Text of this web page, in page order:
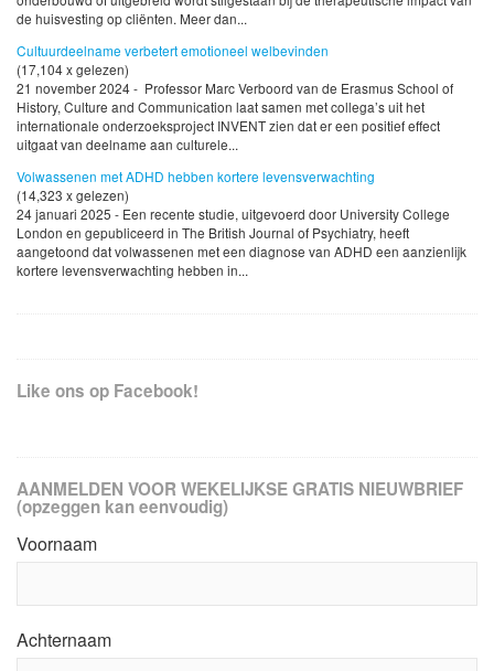
de huisvesting op cliënten. Meer dan...
Cultuurdeelname verbetert emotioneel welbevinden
(17,104 x gelezen)
21 november 2024 - Professor Marc Verboord van de Erasmus School of
History, Culture and Communication laat samen met collega’s uit het
internationale onderzoeksproject INVENT zien dat er een positief effect
uitgaat van deelname aan culturele...
Volwassenen met ADHD hebben kortere levensverwachting
(14,323 x gelezen)
24 januari 2025 - Een recente studie, uitgevoerd door University College
London en gepubliceerd in The British Journal of Psychiatry, heeft
aangetoond dat volwassenen met een diagnose van ADHD een aanzienlijk
kortere levensverwachting hebben in...
Like ons op Facebook!
AANMELDEN VOOR WEKELIJKSE GRATIS NIEUWBRIEF
(opzeggen kan eenvoudig)
Voornaam
Achternaam